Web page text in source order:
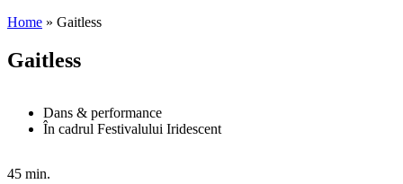
Home » Gaitless
Gaitless
Dans & performance
În cadrul Festivalului Iridescent
45 min.